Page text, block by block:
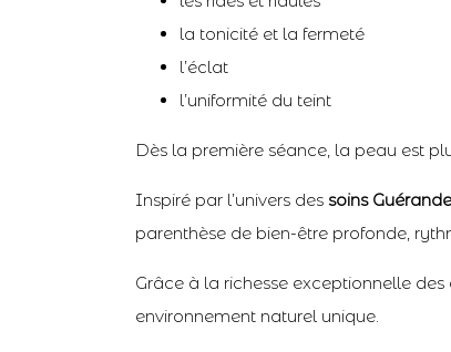
la tonicité et la fermeté
l’éclat
l’uniformité du teint
Dès la première séance, la peau est
Inspiré par l’univers des soins Guérande
parenthèse de bien-être profonde,
Grâce à la richesse exceptionnelle
environnement naturel unique.